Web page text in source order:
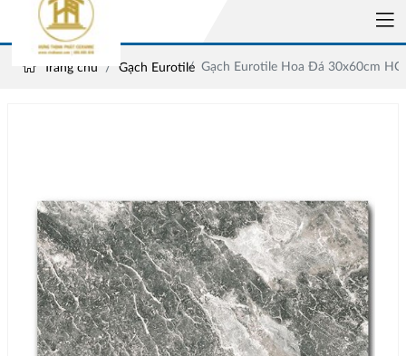
Trang chủ Gạch Eurotile Gạch Eurotile Hoa Đá 30x60cm